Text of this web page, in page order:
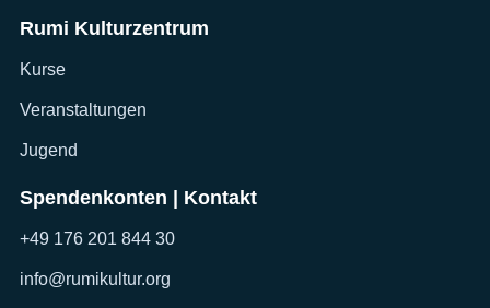
Rumi Kulturzentrum
Kurse
Veranstaltungen
Jugend
Spendenkonten | Kontakt
+49 176 201 844 30
info@rumikultur.org